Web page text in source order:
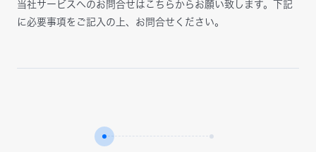
当社サービスへのお問合せはこちらからお願い致します。
下記
に必要事項をご記入の上、お問合せください。